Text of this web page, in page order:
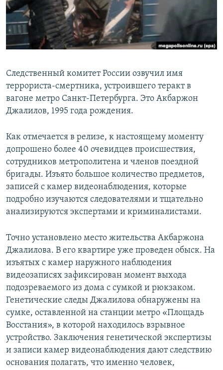
Следственный комитет России озвучил имя
террориста-смертника, устроившего теракт в
вагоне метро Санкт-Петербурга. Это Акбаржон
Джалилов, 1995 года рождения.
Как отмечается в релизе, к настоящему моменту
допрошено более 40 очевидцев происшествия,
сотрудников метрополитена и членов поездной
бригады. Изъято большое количество предметов,
записей с камер видеонаблюдения, которые
подробно изучаются следователями и тщательно
анализируются экспертами и криминалистами.
Точно установлено место жительства Акбаржона
Джалилова. В его квартире уже проведен обыск. На
изъятых с камер наружного наблюдения
видеозаписях зафиксирован момент выхода
подозреваемого из дома с сумкой и рюкзаком.
Генетические следы Джалилова обнаружены на
сумке, оставленной на станции метро «Площадь
Восстания», в которой находилось взрывное
устройство. Заключения генетической экспертизы
и записи камер видеонаблюдения дают следствию
основания полагать, что именно человек,